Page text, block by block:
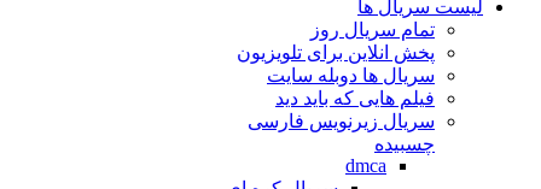
لیست سریال ها
تمام سریال روز
پخش انلاین برای تلویزیون
سریال ها دوبله سایت
فیلم هایی که باید دید
سریال زیرنویس فارسی
چسبیده
dmca